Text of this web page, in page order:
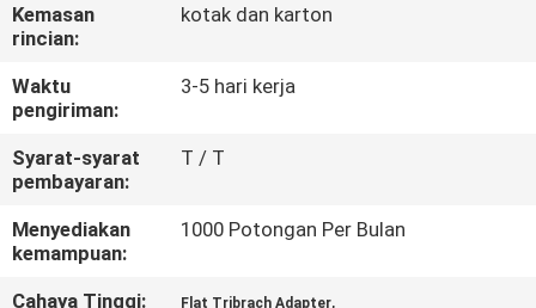
HUBUNGI
KAMI
PERMINTAAN
SITEMAP
Kemasan
rincian:
kotak dan karton
Waktu
pengiriman:
3-5 hari kerja
Syarat-syarat
pembayaran:
T / T
Menyediakan
kemampuan:
1000 Potongan Per Bulan
Cahaya Tinggi: Flat Tribrach Adapter,